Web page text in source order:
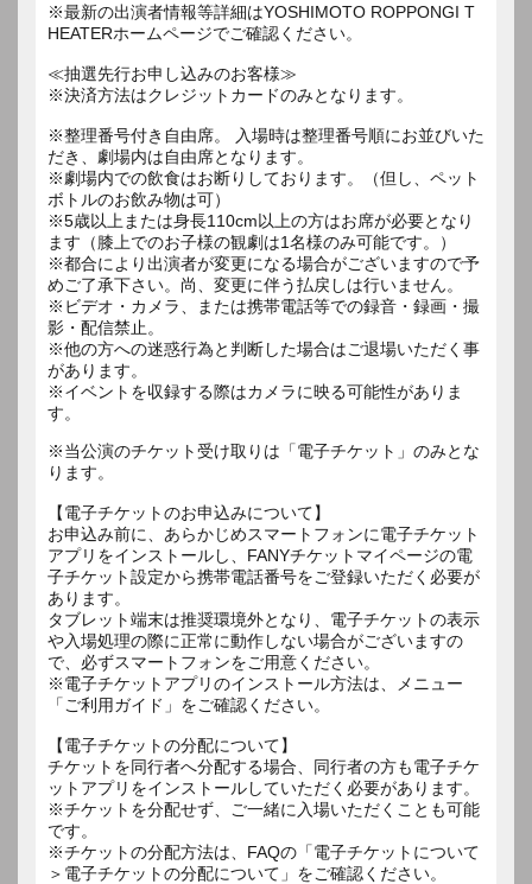
※最新の出演者情報等詳細はYOSHIMOTO ROPPONGI T
HEATERホームページでご確認ください。
≪抽選先行お申し込みのお客様≫
※決済方法はクレジットカードのみとなります。
※整理番号付き自由席。 入場時は整理番号順にお並びいた
だき、劇場内は自由席となります。
※劇場内での飲食はお断りしております。（但し、ペット
ボトルのお飲み物は可）
※5歳以上または身長110cm以上の方はお席が必要となり
ます（膝上でのお子様の観劇は1名様のみ可能です。）
※都合により出演者が変更になる場合がございますので予
めご了承下さい。尚、変更に伴う払戻しは行いません。
※ビデオ・カメラ、または携帯電話等での録音・録画・撮
影・配信禁止。
※他の方への迷惑行為と判断した場合はご退場いただく事
があります。
※イベントを収録する際はカメラに映る可能性がありま
す。
※当公演のチケット受け取りは「電子チケット」のみとな
ります。
【電子チケットのお申込みについて】
お申込み前に、あらかじめスマートフォンに電子チケット
アプリをインストールし、FANYチケットマイページの電
子チケット設定から携帯電話番号をご登録いただく必要が
あります。
タブレット端末は推奨環境外となり、電子チケットの表示
や入場処理の際に正常に動作しない場合がございますの
で、必ずスマートフォンをご用意ください。
※電子チケットアプリのインストール方法は、メニュー
「ご利用ガイド」をご確認ください。
【電子チケットの分配について】
チケットを同行者へ分配する場合、同行者の方も電子チケ
ットアプリをインストールしていただく必要があります。
※チケットを分配せず、ご一緒に入場いただくことも可能
です。
※チケットの分配方法は、FAQの「電子チケットについて
＞電子チケットの分配について」をご確認ください。